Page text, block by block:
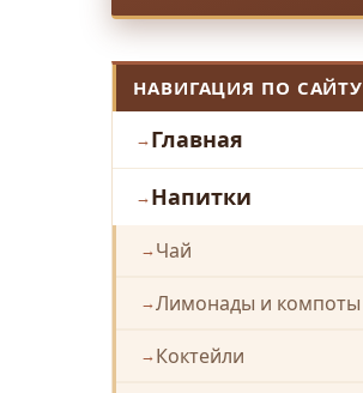
НАВИГАЦИЯ ПО САЙТУ
Главная
Напитки
Чай
Лимонады и компоты
Коктейли